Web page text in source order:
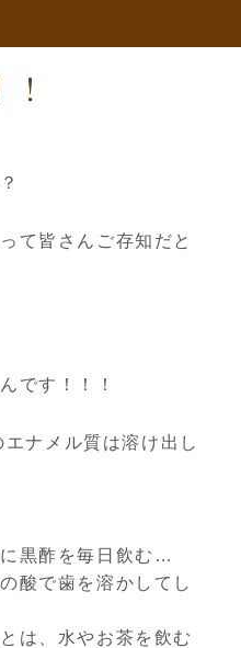
て皆さんご存知だと
です！！！
ナメル質は溶け出し
黒酢を毎日飲む…
酸で歯を溶かしてし
は、水やお茶を飲む